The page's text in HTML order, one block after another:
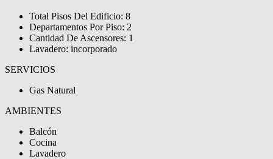
Total Pisos Del Edificio: 8
Departamentos Por Piso: 2
Cantidad De Ascensores: 1
Lavadero: incorporado
SERVICIOS
Gas Natural
AMBIENTES
Balcón
Cocina
Lavadero